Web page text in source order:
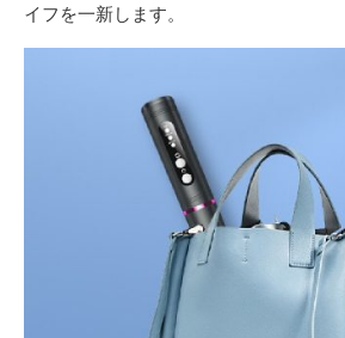
イフを一新します。